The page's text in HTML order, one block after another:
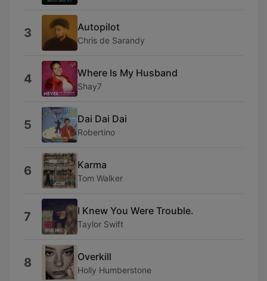
3 Autopilot
Chris de Sarandy
4 Where Is My Husband
Shay7
5 Dai Dai Dai
Robertino
6 Karma
Tom Walker
7 I Knew You Were Trouble.
Taylor Swift
8 Overkill
Holly Humberstone